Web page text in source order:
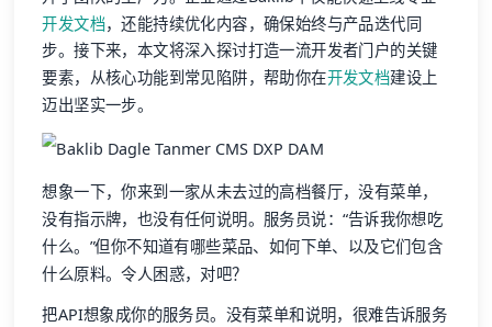
开发文档，还能持续优化内容，确保始终与产品迭代同
步。接下来，本文将深入探讨打造一流开发者门户的关键
要素，从核心功能到常见陷阱，帮助你在开发文档建设上
迈出坚实一步。
想象一下，你来到一家从未去过的高档餐厅，没有菜单，
没有指示牌，也没有任何说明。服务员说：“告诉我你想吃
什么。”但你不知道有哪些菜品、如何下单、以及它们包含
什么原料。令人困惑，对吧？
把API想象成你的服务员。没有菜单和说明，很难告诉服务